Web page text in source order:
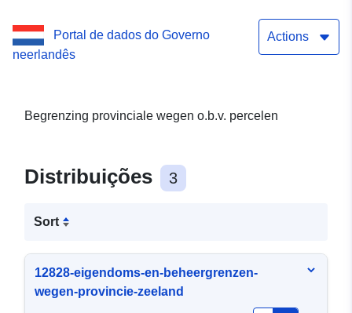
Portal de dados do Governo
neerlandês
Actions
Begrenzing provinciale wegen o.b.v. percelen
Distribuições 3
Sort
12828-eigendoms-en-beheergrenzen-
wegen-provincie-zeeland